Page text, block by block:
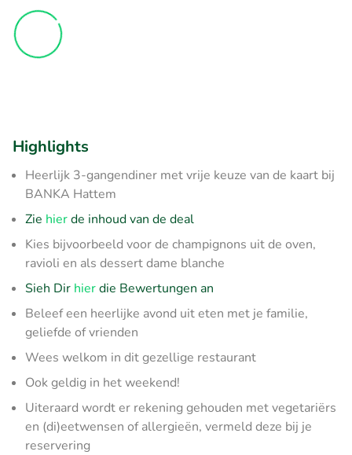
Highlights
Heerlijk 3-gangendiner met vrije keuze van de kaart bij
BANKA Hattem
Zie hierde inhoud van de deal
Kies bijvoorbeeld voor de champignons uit de oven,
ravioli en als dessert dame blanche
Sieh Dir hierdie Bewertungen an
Beleef een heerlijke avond uit eten met je familie,
geliefde of vrienden
Wees welkom in dit gezellige restaurant
Ook geldig in het weekend!
Uiteraard wordt er rekening gehouden met vegetariërs
en (di)eetwensen of allergieën, vermeld deze bij je
reservering